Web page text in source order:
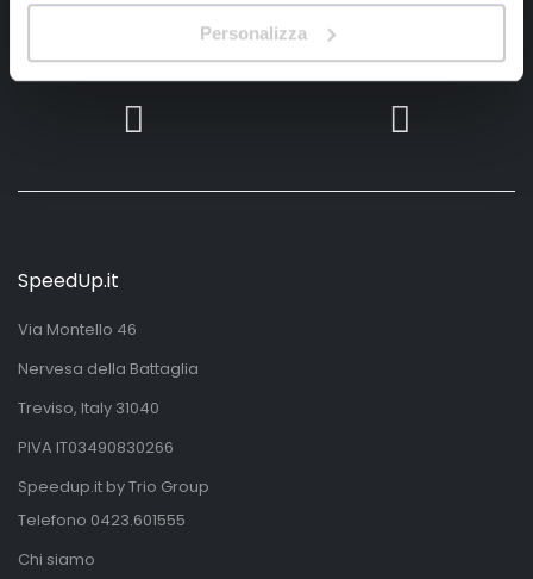
Personalizza
Segui SPEEDUP.IT
SpeedUp.it
Via Montello 46
Nervesa della Battaglia
Treviso, Italy 31040
PIVA IT03490830266
Speedup.it by Trio Group
Telefono 0423.601555
Chi siamo